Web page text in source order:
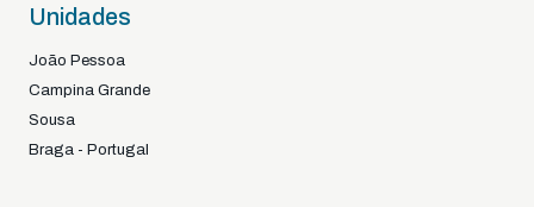
Unidades
João Pessoa
Campina Grande
Sousa
Braga - Portugal